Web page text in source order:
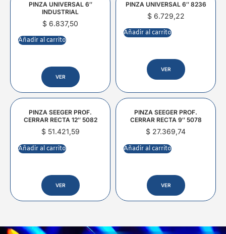
PINZA UNIVERSAL 6″
INDUSTRIAL
$ 6.837,50
Añadir al carrito
VER
PINZA UNIVERSAL 6″ 8236
$6.729,22
Añadir al carrito
VER
PINZA SEEGER PROF.
CERRAR RECTA 12″ 5082
$51.421,59
Añadir al carrito
VER
PINZA SEEGER PROF.
CERRAR RECTA 9″ 5078
$ 27.369,74
Añadir al carrito
VER